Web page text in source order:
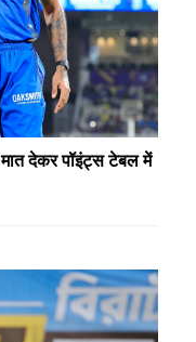
मात देकर पॉइंट्स टेबल में